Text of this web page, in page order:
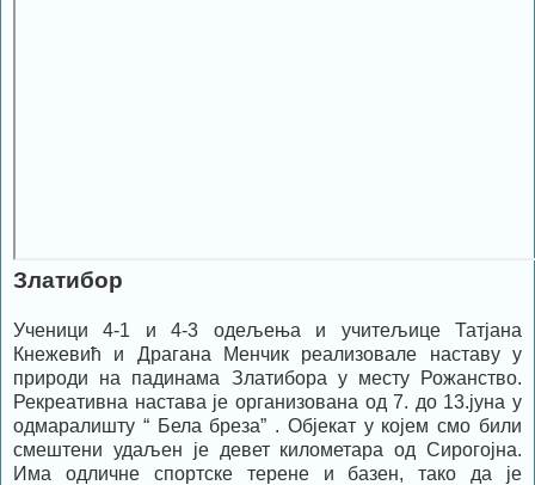
Златибор
Ученици 4-1 и 4-3 одељења и учитељице Татјана
Кнежевић и Драгана Менчик реализовале наставу у
природи на падинама Златибора у месту Рожанство.
Рекреативна настава је организована од 7. до 13.јуна у
одмаралишту “ Бела бреза” . Oбјекат у којем смо били
смештени удаљен је девет километара од Сирогојна.
Има одличне спортске терене и базен, тако да је